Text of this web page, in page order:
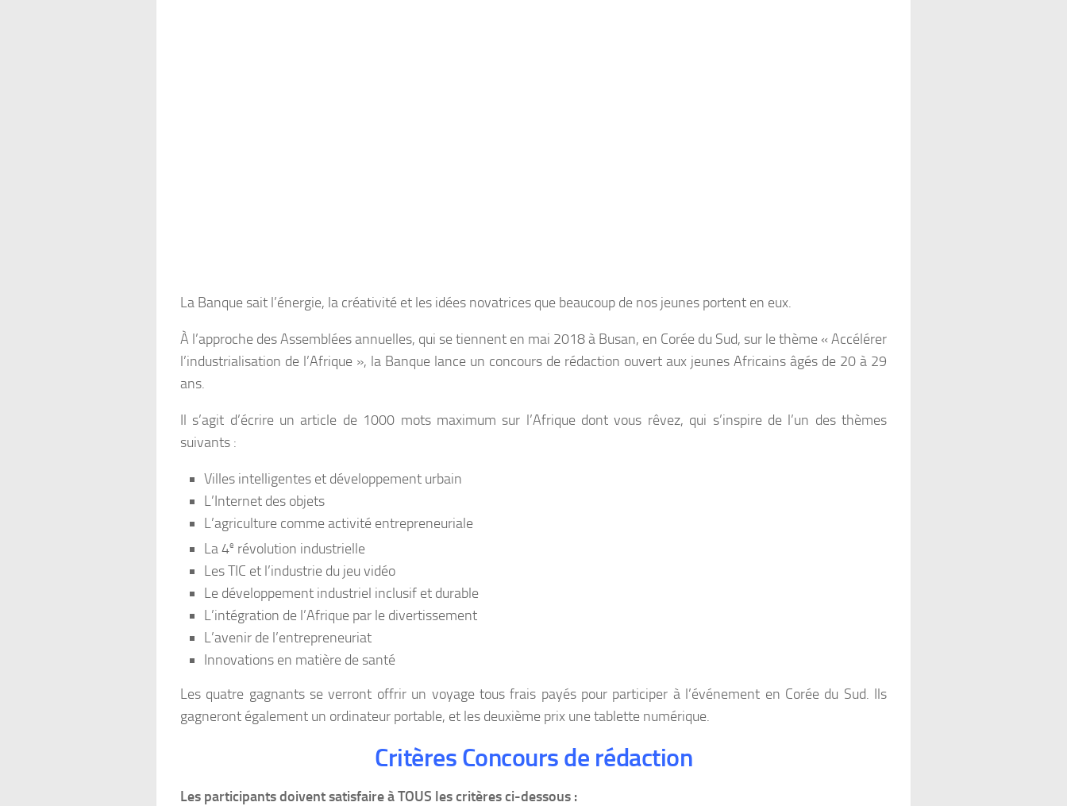
La Banque sait l’énergie, la créativité et les idées novatrices que beaucoup de nos jeunes portent en eux.
À l’approche des Assemblées annuelles, qui se tiennent en mai 2018 à Busan, en Corée du Sud, sur le thème « Accélérer
l’industrialisation de l’Afrique », la Banque lance un concours de rédaction ouvert aux jeunes Africains âgés de 20 à 29
ans.
Il s’agit d’écrire un article de 1000 mots maximum sur l’Afrique dont vous rêvez, qui s’inspire de l’un des thèmes
suivants :
Villes intelligentes et développement urbain
L’Internet des objets
L’agriculture comme activité entrepreneuriale
La 4e révolution industrielle
Les TIC et l’industrie du jeu vidéo
Le développement industriel inclusif et durable
L’intégration de l’Afrique par le divertissement
L’avenir de l’entrepreneuriat
Innovations en matière de santé
Les quatre gagnants se verront offrir un voyage tous frais payés pour participer à l’événement en Corée du Sud. Ils
gagneront également un ordinateur portable, et les deuxième prix une tablette numérique.
Critères Concours de rédaction
Les participants doivent satisfaire à TOUS les critères ci-dessous :